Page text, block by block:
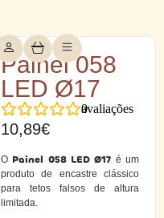
Painel 058
LED Ø17
0
avaliações
10,89€
O Painel 058 LED Ø17 é um
produto de encastre clássico
para tetos falsos de altura
limitada.